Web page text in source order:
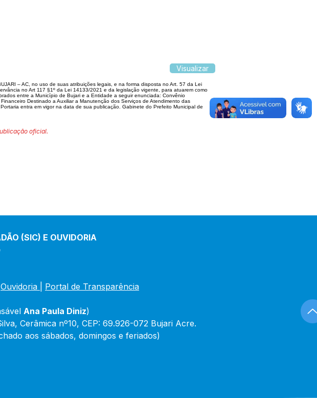
Visualizar
– AC, no uso de suas atribuições legais, e na forma disposta no Art. 57 da Lei
no Art 117 §1º da Lei 14133/2021 e da legislação vigente, para atuarem como
entre a Município de Bujari e a Entidade a seguir enunciada: Convênio
Destinado a Auxiliar a Manutenção dos Serviços de Atendimento das
entra em vigor na data de sua publicação. Gabinete do Prefeito Municipal de
oficial.
(SIC) E OUVIDORIA
Ouvidoria Portal de Transparência
Ana Paula Diniz)
Cerâmica nº10, CEP: 69.926-072 Bujari Acre.
aos sábados, domingos e feriados)